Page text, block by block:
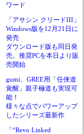
ワード
「アサシン クリードIII」
Windows版を12月21日に
発売
ダウンロード版も同日発
売。推奨PCを本日より販
売開始
gumi、GREE用「任侠道
覚醒」親子極道も実現可
能！
様々な点でパワーアップ
したシリーズ最新作
「“Revo Linked